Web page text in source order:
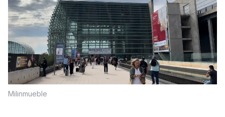
Milinmueble